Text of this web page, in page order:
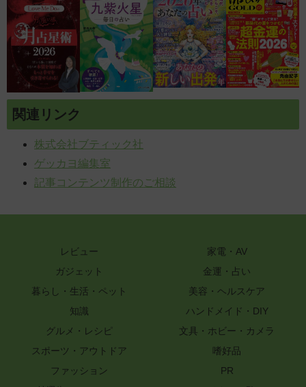
関連リンク
株式会社ブティック社
ゲッカヨ編集室
記事コンテンツ制作のご相談
レビュー
家電・AV
ガジェット
金運・占い
暮らし・生活・ペット
美容・ヘルスケア
知識
ハンドメイド・DIY
グルメ・レシピ
文具・ホビー・カメラ
スポーツ・アウトドア
嗜好品
ファッション
PR